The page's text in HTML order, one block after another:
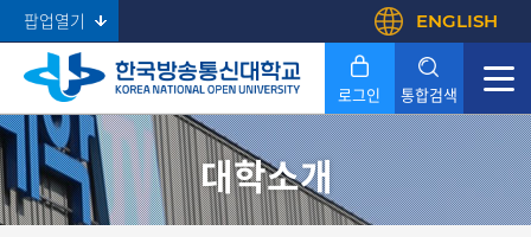
팝업열기 ENGLISH
로그인 통합검색
Search 대학소개